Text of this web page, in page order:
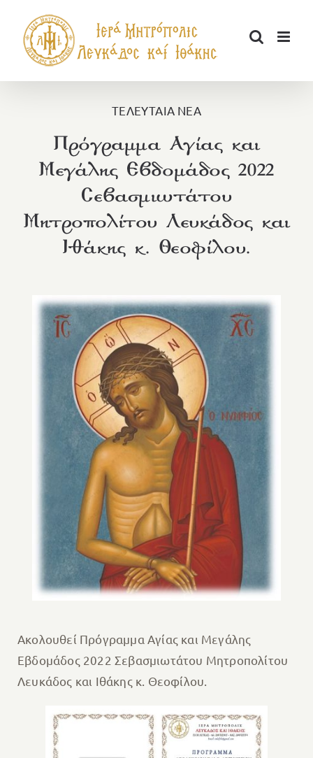
περιεχόμενο
ΤΕΛΕΥΤΑΙΑ ΝΕΑ
Πρόγραμμα Αγίας και
Μεγάλης Εβδομάδος 2022
Σεβασμιωτάτου
Μητροπολίτου Λευκάδος και
Ιθάκης κ. Θεοφίλου.
Ακολουθεί Πρόγραμμα Αγίας και Μεγάλης
Εβδομάδος 2022 Σεβασμιωτάτου Μητροπολίτου
Λευκάδος και Ιθάκης κ. Θεοφίλου.